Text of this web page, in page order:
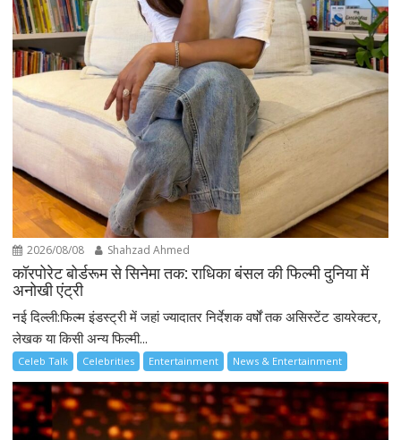
2026/08/08 Shahzad Ahmed
कॉरपोरेट बोर्डरूम से सिनेमा तक: राधिका बंसल की फिल्मी दुनिया में
अनोखी एंट्री
नई दिल्ली:फिल्म इंडस्ट्री में जहां ज्यादातर निर्देशक वर्षों तक असिस्टेंट डायरेक्टर,
लेखक या किसी अन्य फिल्मी...
Celeb Talk Celebrities Entertainment News & Entertainment